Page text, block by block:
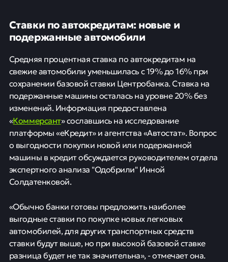
Ставки по автокредитам: новые и
подержанные автомобили
Средняя процентная ставка по автокредитам на
свежие автомобили уменьшилась с 19% до 16% при
сохранении базовой ставки Центробанка. Ставка на
подержанные машины осталась на уровне 20% без
изменений. Информация предоставлена
«Коммерсант» сославшись на исследование
платформы «еКредит» и агентства «Автостат». Вопрос
о выгодности покупки новой или подержанной
машины в кредит обсуждается руководителем отдела
экспертного анализа "Одобрили" Инной
Солдатенковой.
«Обычно банки готовы предложить наиболее
выгодные ставки по покупке новых легковых
автомобилей, для других транспортных средств
ставки будут выше, но при высокой базовой ставке
разница будет не так значительна», - отмечает она.